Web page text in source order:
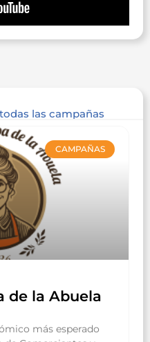
las campañas
CAMPAÑAS
de la Abuela
más esperado